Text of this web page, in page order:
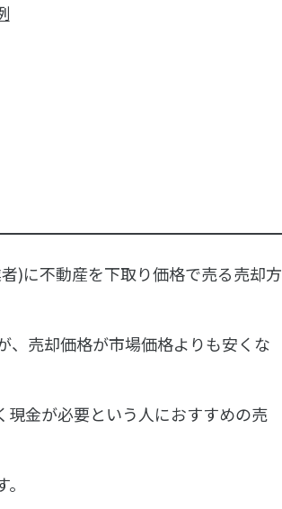
)に不動産を下取り価格で売る売却方
、売却価格が市場価格よりも安くな
現金が必要という人におすすめの売